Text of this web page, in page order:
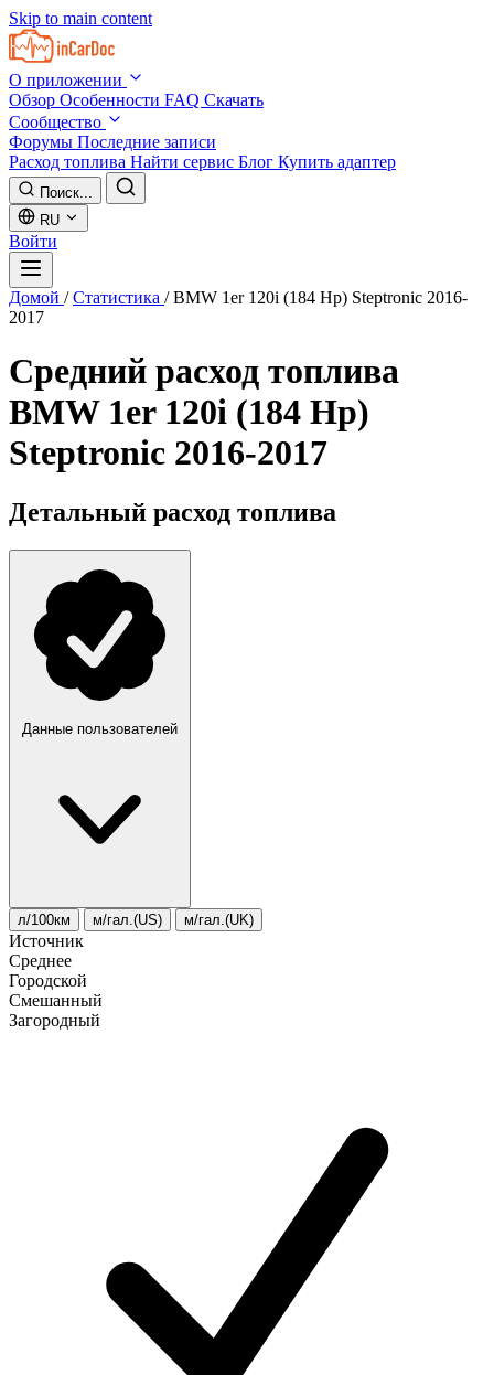
Skip to main content
О приложении
Обзор Особенности FAQ Скачать
Сообщество
Форумы Последние записи
Расход топлива Найти сервис Блог Купить адаптер
Поиск...
RU
Войти
Домой / Статистика / BMW 1er 120i (184 Hp) Steptronic 2016-
2017
Средний расход топлива
BMW 1er 120i (184 Hp)
Steptronic 2016-2017
Детальный расход топлива
Данные пользователей
л/100км м/гал.(US) м/гал.(UK)
Источник
Среднее
Городской
Смешанный
Загородный